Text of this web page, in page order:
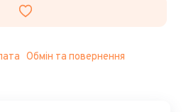
Обмін та повернення